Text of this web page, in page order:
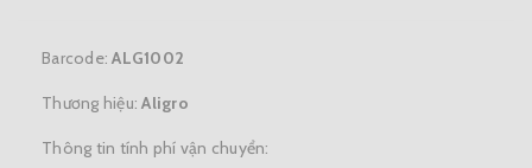
Barcode:ALG1002
Thương hiệu:Aligro
Thông tin tính phí vận chuyển: